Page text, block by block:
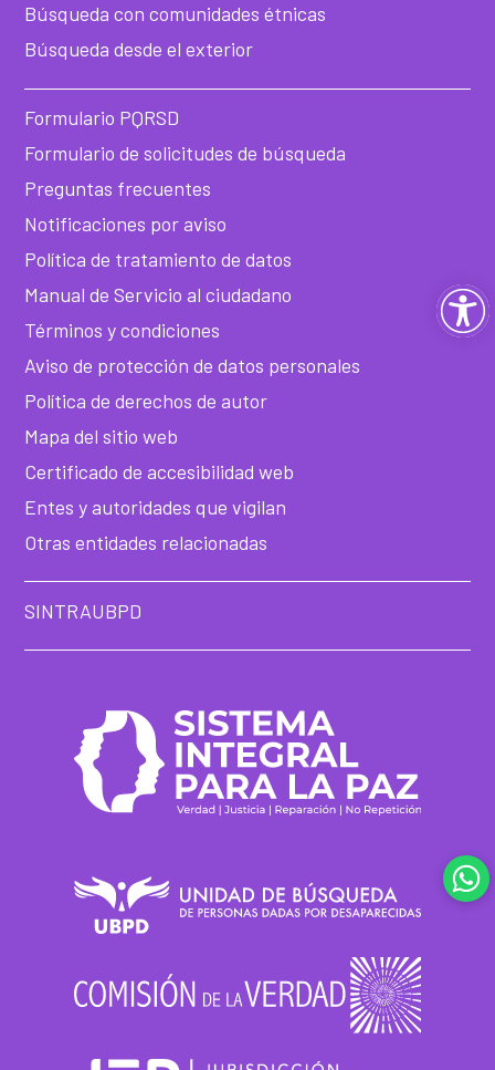
Búsqueda con comunidades étnicas
Búsqueda desde el exterior
Formulario PQRSD
Formulario de solicitudes de búsqueda
Preguntas frecuentes
Notificaciones por aviso
Política de tratamiento de datos
Manual de Servicio al ciudadano
Términos y condiciones
Aviso de protección de datos personales
Política de derechos de autor
Mapa del sitio web
Certificado de accesibilidad web
Entes y autoridades que vigilan
Otras entidades relacionadas
SINTRAUBPD